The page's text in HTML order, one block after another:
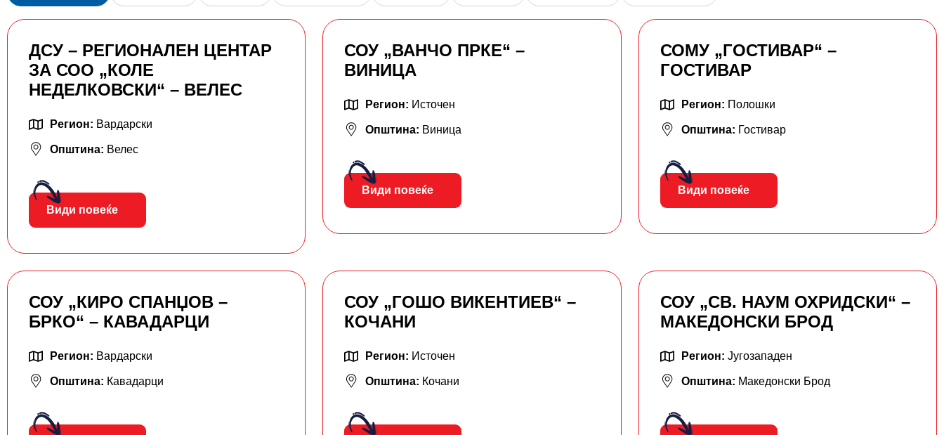
ДСУ – РЕГИОНАЛЕН ЦЕНТАР
ЗА СОО „КОЛЕ
НЕДЕЛКОВСКИ“ – ВЕЛЕС
Регион: Вардарски
Општина: Велес
Види повеќе
СОУ „ВАНЧО ПРКЕ“ –
ВИНИЦА
Регион: Источен
Општина: Виница
Види повеќе
СОМУ „ГОСТИВАР“ –
ГОСТИВАР
Регион: Полошки
Општина: Гостивар
Види повеќе
СОУ „КИРО СПАНЏОВ –
БРКО“ – КАВАДАРЦИ
Регион: Вардарски
Општина: Кавадарци
СОУ „ГОШО ВИКЕНТИЕВ“ –
КОЧАНИ
Регион: Источен
Општина: Кочани
СОУ „СВ. НАУМ ОХРИДСКИ“ –
МАКЕДОНСКИ БРОД
Регион: Југозападен
Општина: Македонски Брод